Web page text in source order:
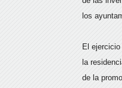
los
El
la
de la